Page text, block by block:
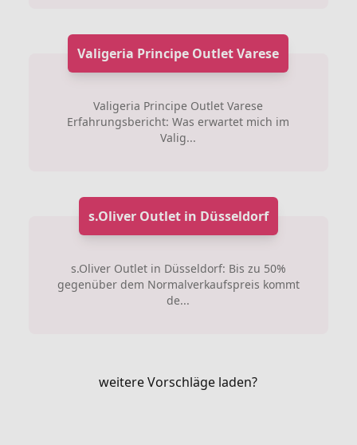
Valigeria Principe Outlet Varese
Valigeria Principe Outlet Varese
Erfahrungsbericht: Was erwartet mich im
Valig...
s.Oliver Outlet in Düsseldorf
s.Oliver Outlet in Düsseldorf: Bis zu 50%
gegenüber dem Normalverkaufspreis kommt
de...
weitere Vorschläge laden?